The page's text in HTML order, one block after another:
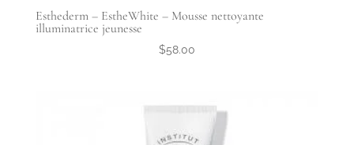
Esthederm – EstheWhite – Mousse nettoyante
illuminatrice jeunesse
$58.00